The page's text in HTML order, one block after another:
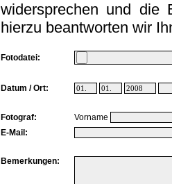
widersprechen und die
hierzu beantworten wir
Fotodatei:
Datum / Ort:
Fotograf:
Vorname
E-Mail:
Bemerkungen: